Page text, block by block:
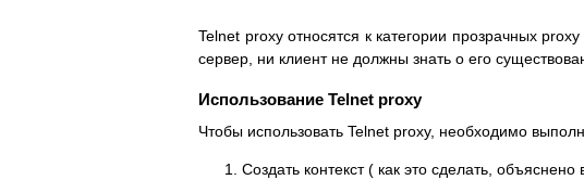
Telnet proxy относятся к категории прозрачных
сервер, ни клиент не должны знать о его
Использование Telnet proxy
Чтобы использовать Telnet proxy, необходимо
Создать контекст ( как это сделать,